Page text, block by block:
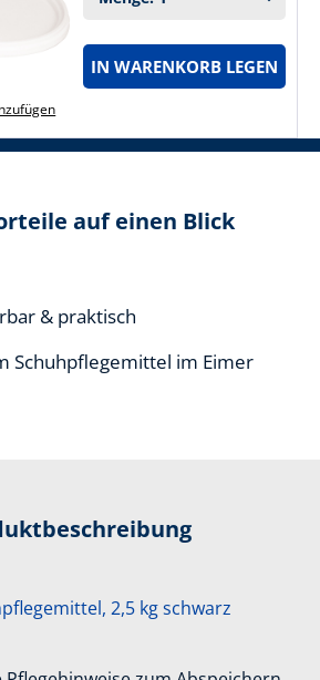
IN WARENKORB LEGEN
auf einen Blick
& praktisch
Schuhpflegemittel im Eimer
2,5 kg schwarz